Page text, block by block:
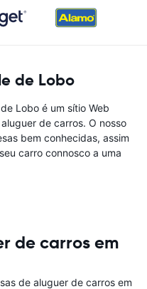
de Lobo
Lobo é um sítio Web
de carros. O nosso
bem conhecidas, assim
carro connosco a uma
de carros em
de aluguer de carros em